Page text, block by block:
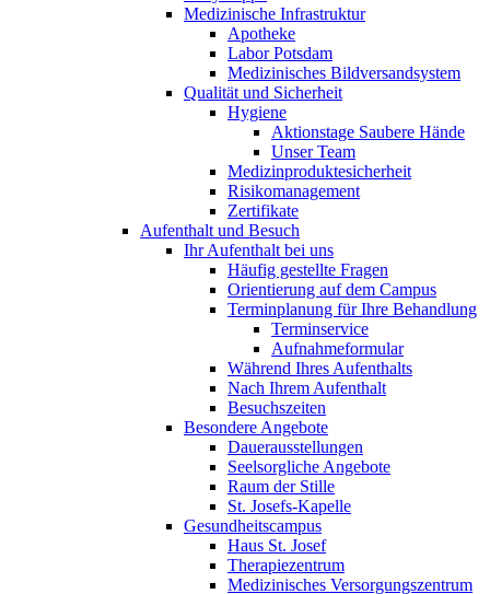
Medizinische Infrastruktur
Apotheke
Labor Potsdam
Medizinisches Bildversandsystem
Qualität und Sicherheit
Hygiene
Aktionstage Saubere Hände
Unser Team
Medizinproduktesicherheit
Risikomanagement
Zertifikate
Aufenthalt und Besuch
Ihr Aufenthalt bei uns
Häufig gestellte Fragen
Orientierung auf dem Campus
Terminplanung für Ihre Behandlung
Terminservice
Aufnahmeformular
Während Ihres Aufenthalts
Nach Ihrem Aufenthalt
Besuchszeiten
Besondere Angebote
Dauerausstellungen
Seelsorgliche Angebote
Raum der Stille
St. Josefs-Kapelle
Gesundheitscampus
Haus St. Josef
Therapiezentrum
Medizinisches Versorgungszentrum